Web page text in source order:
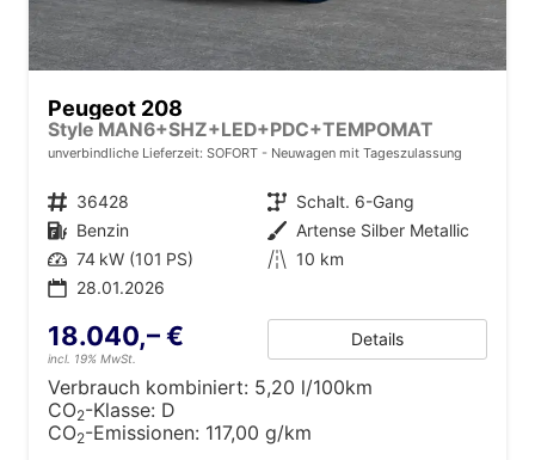
Peugeot 208
Style MAN6+SHZ+LED+PDC+TEMPOMAT
unverbindliche Lieferzeit: SOFORT Neuwagen mit Tageszulassung
Fahrzeugnr. 36428 Getriebe Schalt. 6-Gang
Kraftstoff Benzin Außenfarbe Artense Silber Metallic
Leistung 74 kW (101 PS) Kilometerstand 10 km
28.01.2026
18.040,– €
incl. 19% MwSt.
Details
Verbrauch kombiniert: 5,20 l/100km
CO2-Klasse: D
CO2-Emissionen: 117,00 g/km